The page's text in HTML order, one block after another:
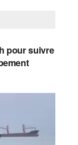
pour suivre